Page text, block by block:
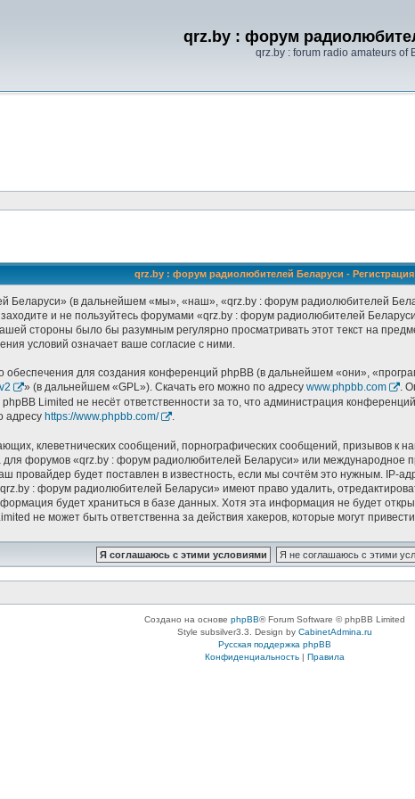
qrz.by : форум
qrz.by : forum radio amateurs of
qrz.by : форум радиолюбителей Беларуси - Регистрация
(в дальнейшем «мы», «наш», «qrz.by : форум радиолюбителей
и не пользуйтесь форумами «qrz.by : форум радиолюбителей
стороны было бы разумным регулярно просматривать этот текст на
условий означает ваше согласие с ними.
для создания конференций phpBB (в дальнейшем «они»,
» (в дальнейшем «GPL»). Скачать его можно по адресу www.phpbb.com
.
Limited не несёт ответственности за то, что администрация
адресу https://www.phpbb.com/ .
клеветнических сообщений, порнографических сообщений, призывов к
для форумов «qrz.by : форум радиолюбителей Беларуси» или
будет поставлен в известность, если мы сочтём это нужным. IP-
: форум радиолюбителей Беларуси» имеют право удалить,
будет храниться в базе данных. Хотя эта информация не будет
не может быть ответственна за действия хакеров, которые могут
Создано на основе phpBB® Forum Software © phpBB Limited
Style subsilver3.3. Design by CabinetAdmina.ru
Русская поддержка phpBB
Конфиденциальность| Правила